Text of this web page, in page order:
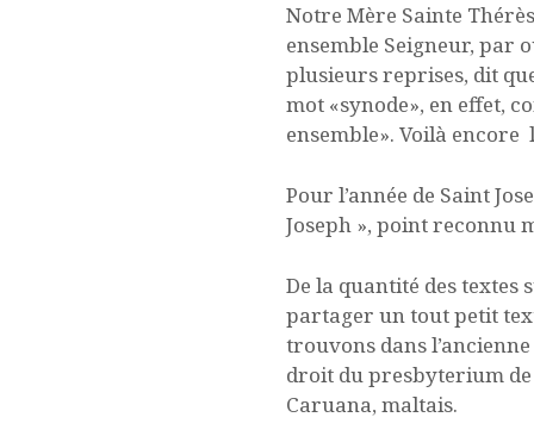
Notre Mère Sainte
ensemble Seigneur, par
plusieurs reprises, dit
mot «synode», en effet,
ensemble». Voilà encore
Pour l’année de Saint
Joseph », point reconnu
De la quantité des textes
partager un tout petit
trouvons dans
droit du presbyterium de
Caruana, maltais.